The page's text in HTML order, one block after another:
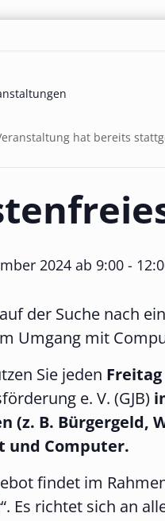
hat bereits
2024 ab 9:00 -
der Suche nach
Umgang mit
Sie jeden
e. V. (GJB)
(z. B. Bürgergeld,
und Computer.
findet im
Es richtet sich an